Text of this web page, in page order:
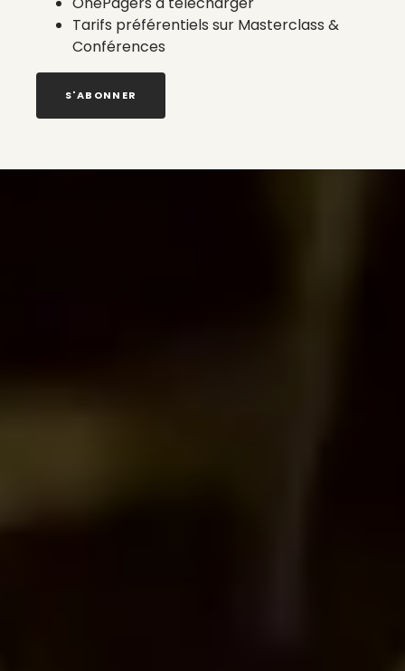
Tarifs préférentiels sur Masterclass &
Conférences
S'ABONNER